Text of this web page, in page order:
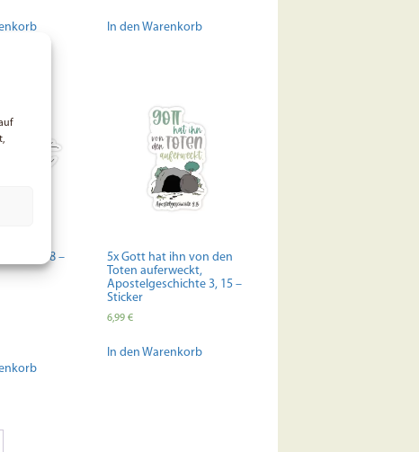
In den Warenkorb
5, 8 –
5x Gott hat ihn von den
Toten auferweckt,
Apostelgeschichte 3, 15 –
Sticker
6,99 €
In den Warenkorb